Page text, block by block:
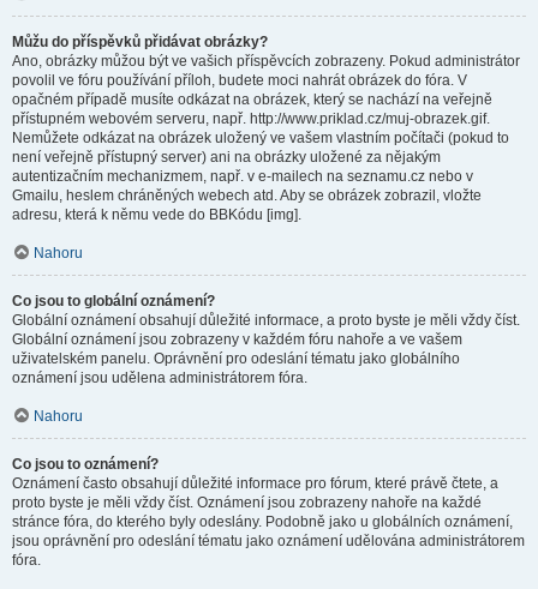
Můžu do příspěvků přidávat obrázky?
Ano, obrázky můžou být ve vašich příspěvcích zobrazeny. Pokud administrátor
povolil ve fóru používání příloh, budete moci nahrát obrázek do fóra. V
opačném případě musíte odkázat na obrázek, který se nachází na veřejně
přístupném webovém serveru, např. http://www.priklad.cz/muj-obrazek.gif.
Nemůžete odkázat na obrázek uložený ve vašem vlastním počítači (pokud to
není veřejně přístupný server) ani na obrázky uložené za nějakým
autentizačním mechanizmem, např. v e-mailech na seznamu.cz nebo v
Gmailu, heslem chráněných webech atd. Aby se obrázek zobrazil, vložte
adresu, která k němu vede do BBKódu [img].
Nahoru
Co jsou to globální oznámení?
Globální oznámení obsahují důležité informace, a proto byste je měli vždy číst.
Globální oznámení jsou zobrazeny v každém fóru nahoře a ve vašem
uživatelském panelu. Oprávnění pro odeslání tématu jako globálního
oznámení jsou udělena administrátorem fóra.
Nahoru
Co jsou to oznámení?
Oznámení často obsahují důležité informace pro fórum, které právě čtete, a
proto byste je měli vždy číst. Oznámení jsou zobrazeny nahoře na každé
stránce fóra, do kterého byly odeslány. Podobně jako u globálních oznámení,
jsou oprávnění pro odeslání tématu jako oznámení udělována administrátorem
fóra.